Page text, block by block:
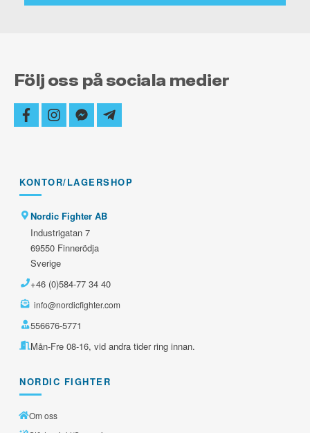
Följ oss på sociala medier
facebookinstagram
facebook-
messenger
telegram-
plane
KONTOR/LAGERSHOP
Nordic Fighter AB
Industrigatan 7
69550 Finnerödja
Sverige
+46 (0)584-77 34 40
info@nordicfighter.com
556676-5771
Mån-Fre 08-16, vid andra tider ring innan.
NORDIC FIGHTER
Om oss